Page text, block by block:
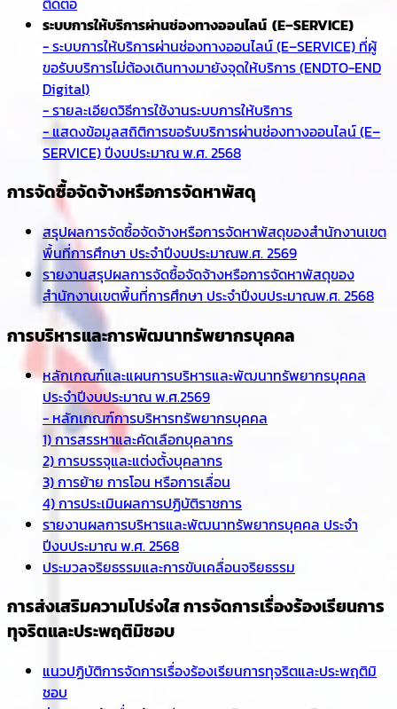
ระบบการให้บริการผ่านช่องทางออนไลน์ (E–SERVICE)
- ระบบการให้บริการผ่านช่องทางออนไลน์ (E–SERVICE) ที่ผู้
ขอรับบริการไม่ต้องเดินทางมายังจุดให้บริการ (ENDTO-END
Digital)
- รายละเอียดวิธีการใช้งานระบบการให้บริการ
- แสดงข้อมูลสถิติการขอรับบริการผ่านช่องทางออนไลน์ (E–
SERVICE) ปีงบประมาณ พ.ศ. 2568
การจัดซื้อจัดจ้างหรือการจัดหาพัสดุ
สรุปผลการจัดซื้อจัดจ้างหรือการจัดหาพัสดุของสำนักงานเขต
พื้นที่การศึกษา ประจำปีงบประมาณพ.ศ. 2569
รายงานสรุปผลการจัดซื้อจัดจ้างหรือการจัดหาพัสดุของ
สำนักงานเขตพื้นที่การศึกษา ประจำปีงบประมาณพ.ศ. 2568
การบริหารและการพัฒนาทรัพยากรบุคคล
หลักเกณฑ์และแผนการบริหารและพัฒนาทรัพยากรบุคคล
ประจำปีงบประมาณ พ.ศ.2569
- หลักเกณฑ์การบริหารทรัพยากรบุคคล
1) การสรรหาและคัดเลือกบุคลากร
2) การบรรจุและแต่งตั้งบุคลากร
3) การย้าย การโอน หรือการเลื่อน
4) การประเมินผลการปฏิบัติราชการ
รายงานผลการบริหารและพัฒนาทรัพยากรบุคคล ประจำ
ปีงบประมาณ พ.ศ. 2568
ประมวลจริยธรรมและการขับเคลื่อนจริยธรรม
การส่งเสริมความโปร่งใส การจัดการเรื่องร้องเรียนการ
ทุจริตและประพฤติมิชอบ
แนวปฏิบัติการจัดการเรื่องร้องเรียนการทุจริตและประพฤติมิ
ชอบ